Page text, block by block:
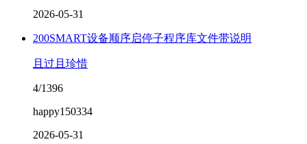
2026-05-31
200SMART设备顺序启停子程序库文件带说明
且过且珍惜
4/1396
happy150334
2026-05-31